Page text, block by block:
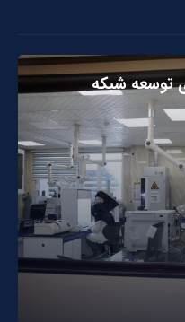
توسعه شبکه